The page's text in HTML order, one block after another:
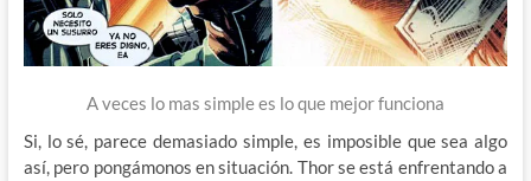
A veces lo mas simple es lo que mejor funciona
Si, lo sé, parece demasiado simple, es imposible que sea algo
así, pero pongámonos en situación. Thor se está enfrentando a